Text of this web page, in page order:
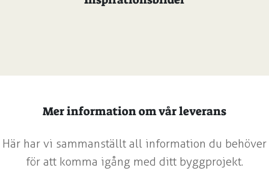
Mer information om vår leverans
Här har vi sammanställt all information du behöver
för att komma igång med ditt byggprojekt.